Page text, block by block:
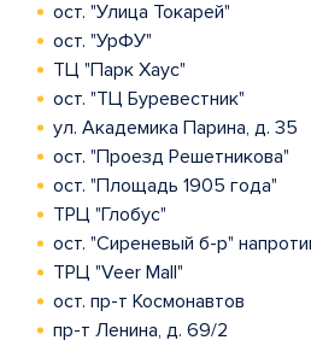
ост. "Улица Токарей"
ост. "УрФУ"
ТЦ "Парк Хаус"
ост. "ТЦ Буревестник"
ул. Академика Парина, д. 35
ост. "Проезд Решетникова"
ост. "Площадь 1905 года"
ТРЦ "Глобус"
ост. "Сиреневый б-р"
ТРЦ "Veer Mall"
ост. пр-т Космонавтов
пр-т Ленина, д. 69/2